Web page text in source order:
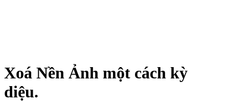
Xoá Nền Ảnh một cách kỳ
diệu.